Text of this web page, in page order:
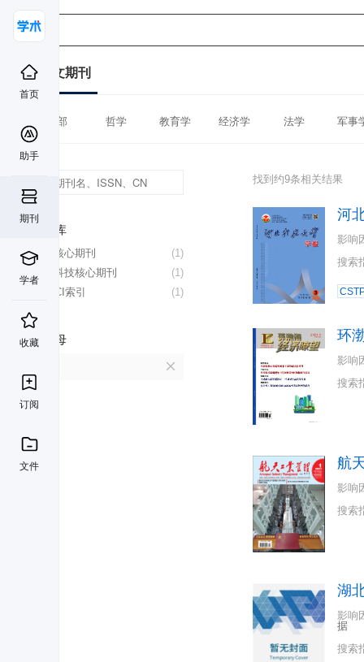
首页
助手
期刊
学者
收藏
订阅
文件
中文期刊
全部 哲学 教育学 经济学 法学 军事
数据库
(1)
北大核心期刊
(1)
中国科技核心期刊
(1)
CSSCI索引
首字母
找到约9条相关结果
河
影响
搜索
环
影响
搜索
航
影响
搜索
湖
影响
据
搜索